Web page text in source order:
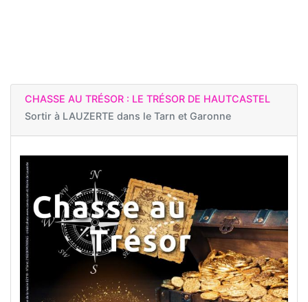
CHASSE AU TRÉSOR : LE TRÉSOR DE HAUTCASTEL
Sortir à LAUZERTE dans le Tarn et Garonne